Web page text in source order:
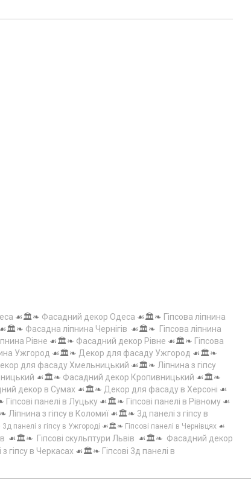
☙🏛️❧ Фасадний декор Одеса ☙🏛️❧ Гіпсова ліпнина
☙🏛️❧ Фасадна ліпнина Чернігів ☙🏛️❧ Гіпсова ліпнина
Рівне ☙🏛️❧ Фасадний декор Рівне ☙🏛️❧ Гіпсова
Ужгород ☙🏛️❧ Декор для фасаду Ужгород ☙🏛️❧
для фасаду Хмельницький ☙🏛️❧ Ліпнина з гіпсу
☙🏛️❧ Фасадний декор Кропивницький ☙🏛️❧
декор в Сумах ☙🏛️❧ Декор для фасаду в Херсоні ☙
Гіпсові панелі в Луцьку ☙🏛️❧ Гіпсові панелі в Рівному ☙
Ліпнина з гіпсу в Коломиї ☙🏛️❧ 3д панелі з гіпсу в
3д панелі з гіпсу в Ужгороді ☙🏛️❧ Гіпсові панелі в Чернівцях ☙
☙🏛️❧ Гіпсові скульптури Львів ☙🏛️❧ Фасадний декор
з гіпсу в Черкасах ☙🏛️❧ Гіпсові 3д панелі в